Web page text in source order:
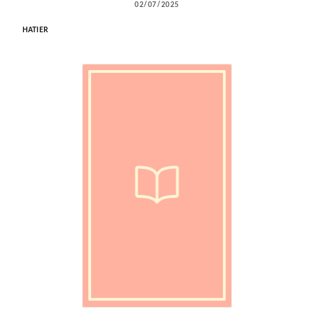
02/07/2025
HATIER